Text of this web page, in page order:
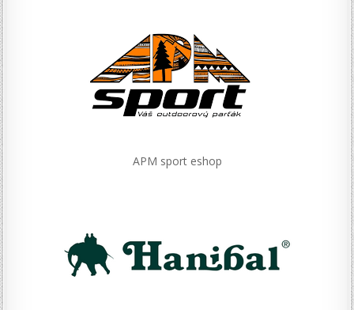
APM sport eshop